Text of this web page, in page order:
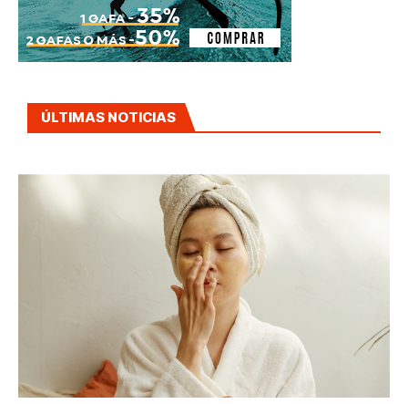
ÚLTIMAS NOTICIAS